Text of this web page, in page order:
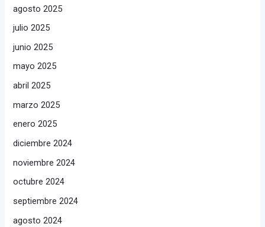
agosto 2025
julio 2025
junio 2025
mayo 2025
abril 2025
marzo 2025
enero 2025
diciembre 2024
noviembre 2024
octubre 2024
septiembre 2024
agosto 2024